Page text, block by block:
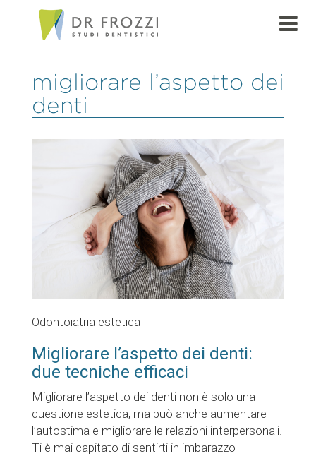
migliorare l’aspetto dei
denti
Odontoiatria estetica
Migliorare l’aspetto dei denti:
due tecniche efficaci
Migliorare l’aspetto dei denti non è solo una
questione estetica, ma può anche aumentare
l’autostima e migliorare le relazioni interpersonali.
Ti è mai capitato di sentirti in imbarazzo